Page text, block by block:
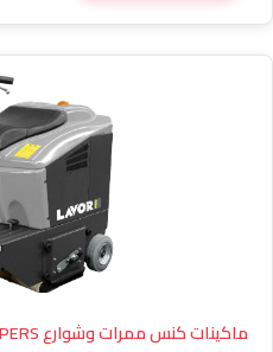
ماكينات كنس ممرات وشوارع SWEEPERS